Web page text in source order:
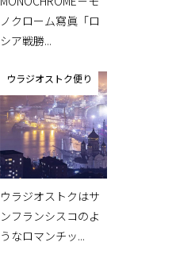
ノクローム寫眞「ロ
シア戦勝...
ウラジオストク便り
ウラジオストクはサ
ンフランシスコのよ
うなロマンチッ...